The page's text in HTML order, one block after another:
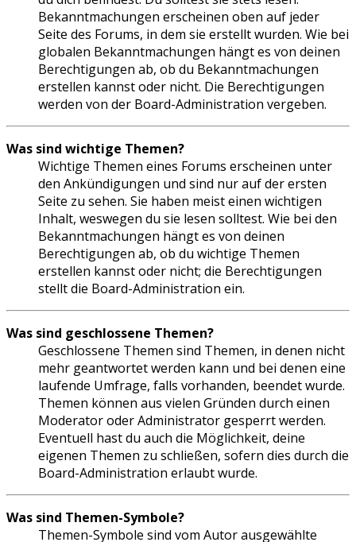
Bekanntmachungen erscheinen oben auf jeder
Seite des Forums, in dem sie erstellt wurden. Wie bei
globalen Bekanntmachungen hängt es von deinen
Berechtigungen ab, ob du Bekanntmachungen
erstellen kannst oder nicht. Die Berechtigungen
werden von der Board-Administration vergeben.
Was sind wichtige Themen?
Wichtige Themen eines Forums erscheinen unter
den Ankündigungen und sind nur auf der ersten
Seite zu sehen. Sie haben meist einen wichtigen
Inhalt, weswegen du sie lesen solltest. Wie bei den
Bekanntmachungen hängt es von deinen
Berechtigungen ab, ob du wichtige Themen
erstellen kannst oder nicht; die Berechtigungen
stellt die Board-Administration ein.
Was sind geschlossene Themen?
Geschlossene Themen sind Themen, in denen nicht
mehr geantwortet werden kann und bei denen eine
laufende Umfrage, falls vorhanden, beendet wurde.
Themen können aus vielen Gründen durch einen
Moderator oder Administrator gesperrt werden.
Eventuell hast du auch die Möglichkeit, deine
eigenen Themen zu schließen, sofern dies durch die
Board-Administration erlaubt wurde.
Was sind Themen-Symbole?
Themen-Symbole sind vom Autor ausgewählte